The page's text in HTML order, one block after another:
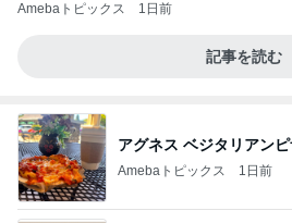
Amebaトピックス 1日前
記事を読む
アグネス ベジタリアン
Amebaトピックス 1日前